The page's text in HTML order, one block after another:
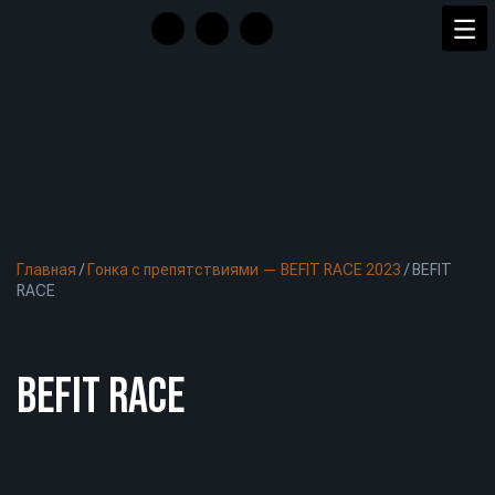
Главная / Гонка с препятствиями — BEFIT RACE 2023 / BEFIT
RACE
BEFIT RACE